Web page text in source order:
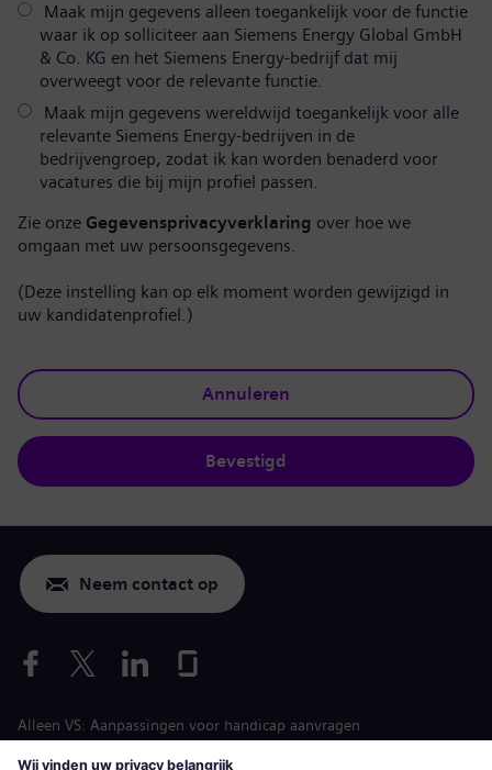
Maak mijn gegevens alleen toegankelijk voor de functie
waar ik op solliciteer aan Siemens Energy Global GmbH
& Co. KG en het Siemens Energy-bedrijf dat mij
overweegt voor de relevante functie.
Maak mijn gegevens wereldwijd toegankelijk voor alle
relevante Siemens Energy-bedrijven in de
bedrijvengroep, zodat ik kan worden benaderd voor
vacatures die bij mijn profiel passen.
Zie onze Gegevensprivacyverklaring over hoe we
omgaan met uw persoonsgegevens.
(Deze instelling kan op elk moment worden gewijzigd in
uw kandidatenprofiel.)
Annuleren
Bevestigd
Neem contact op
Alleen VS: Aanpassingen voor handicap aanvragen